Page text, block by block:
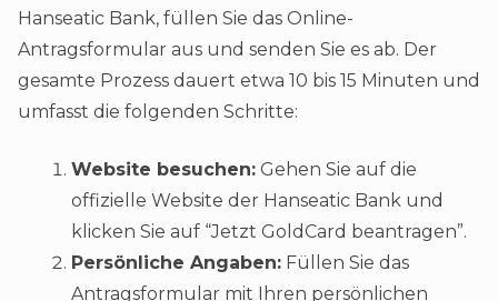
Hanseatic Bank, füllen Sie das Online-
Antragsformular aus und senden Sie es ab. Der
gesamte Prozess dauert etwa 10 bis 15 Minuten und
umfasst die folgenden Schritte:
Website besuchen: Gehen Sie auf die
offizielle Website der Hanseatic Bank und
klicken Sie auf “Jetzt GoldCard beantragen”.
Persönliche Angaben: Füllen Sie das
Antragsformular mit Ihren persönlichen